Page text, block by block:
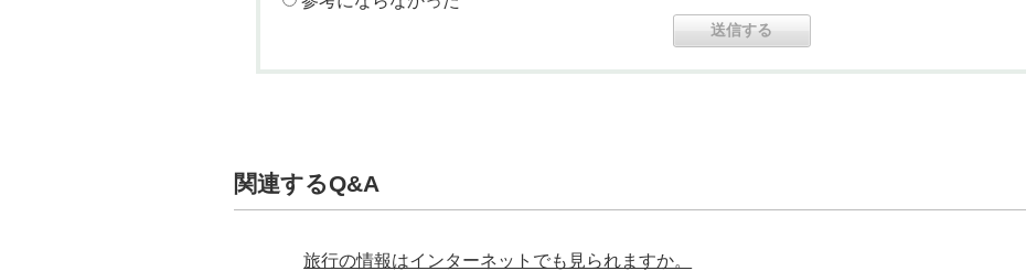
関連するQ&A
旅行の情報はインターネットでも見られますか。